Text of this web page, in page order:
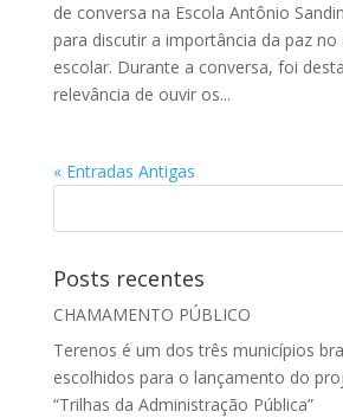
de conversa na Escola Antônio
para discutir a importância da paz no
escolar. Durante a conversa, foi
relevância de ouvir os...
« Entradas Antigas
Posts recentes
CHAMAMENTO PÚBLICO
Terenos é um dos três municípios
escolhidos para o lançamento do
“Trilhas da Administração Pública”